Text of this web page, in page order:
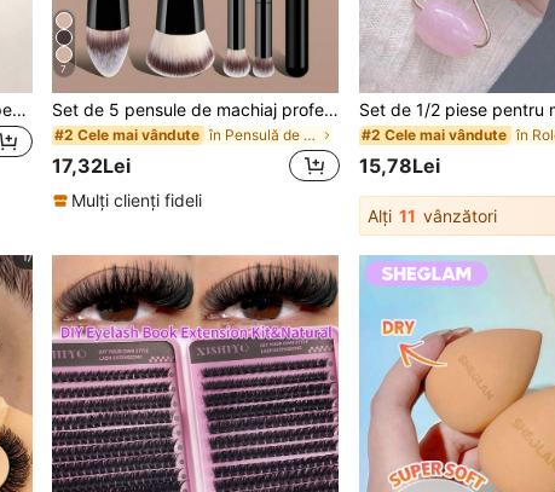
Set de 2 bucăți perii de plastic pentru teasing, perie de styling cu peri din nailon pentru backcombing, instrumente antistatice pentru îngrijirea părului, pentru împleturi slick back și coafuri updo, accesorii de coafat pentru salon și casă
7
Set de 5 pensule de machiaj profesionale, pensule de machiaj portabile pentru călătorie, kit de instrumente de machiaj multifuncționale cu două capete, inclusiv pensulă pentru fond de ten, pensulă pentru pudră, pensulă pentru blush, pensulă pentru corector, pensulă pentru contur, pensulă pentru nas, pensulă pentru fard de pleoape, pensulă pentru iluminator, ideal pentru uz casnic sau în călătorii, articole esențiale de machiaj și accesorii de înfrumusețare, idee excelentă de cadou
#2 Cele mai vândute în Pensulă de machiaj pentru paleta de culori Maca
17,32Lei
Mulți clienți fideli
#2 Cele mai vândute
15,78Lei
Alți 11 vânzători